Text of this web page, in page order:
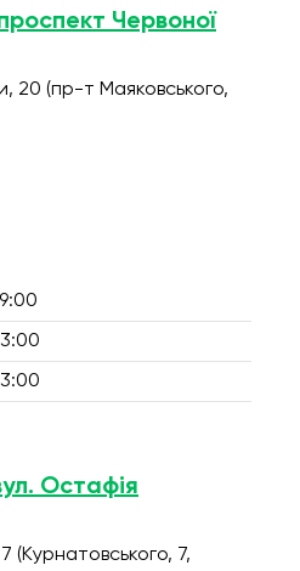
Червоної
20 (пр-т Маяковського,
Остафія
7,